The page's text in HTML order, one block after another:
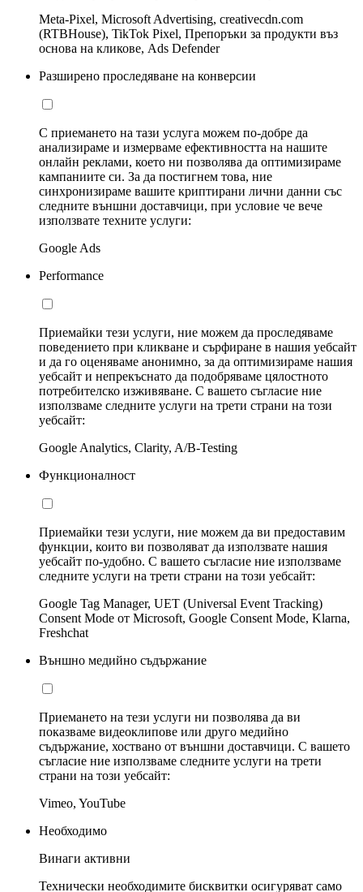
Meta-Pixel, Microsoft Advertising, creativecdn.com
(RTBHouse), TikTok Pixel, Препоръки за продукти въз
основа на кликове, Ads Defender
Разширено проследяване на конверсии
С приемането на тази услуга можем по-добре да
анализираме и измерваме ефективността на нашите
онлайн реклами, което ни позволява да оптимизираме
кампаниите си. За да постигнем това, ние
синхронизираме вашите криптирани лични данни със
следните външни доставчици, при условие че вече
използвате техните услуги:
Google Ads
Performance
Приемайки тези услуги, ние можем да проследяваме
поведението при кликване и сърфиране в нашия уебсайт
и да го оценяваме анонимно, за да оптимизираме нашия
уебсайт и непрекъснато да подобряваме цялостното
потребителско изживяване. С вашето съгласие ние
използваме следните услуги на трети страни на този
уебсайт:
Google Analytics, Clarity, A/B-Testing
Функционалност
Приемайки тези услуги, ние можем да ви предоставим
функции, които ви позволяват да използвате нашия
уебсайт по-удобно. С вашето съгласие ние използваме
следните услуги на трети страни на този уебсайт:
Google Tag Manager, UET (Universal Event Tracking)
Consent Mode от Microsoft, Google Consent Mode, Klarna,
Freshchat
Външно медийно съдържание
Приемането на тези услуги ни позволява да ви
показваме видеоклипове или друго медийно
съдържание, хоствано от външни доставчици. С вашето
съгласие ние използваме следните услуги на трети
страни на този уебсайт:
Vimeo, YouTube
Необходимо
Винаги активни
Технически необходимите бисквитки осигуряват само